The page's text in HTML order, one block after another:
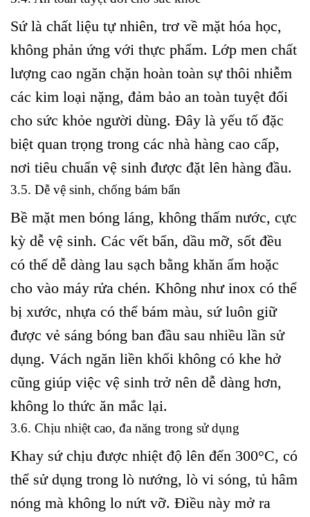
Sứ là chất liệu tự nhiên, trơ về mặt hóa học,
không phản ứng với thực phẩm. Lớp men chất
lượng cao ngăn chặn hoàn toàn sự thôi nhiễm
các kim loại nặng, đảm bảo an toàn tuyệt đối
cho sức khỏe người dùng. Đây là yếu tố đặc
biệt quan trọng trong các nhà hàng cao cấp,
nơi tiêu chuẩn vệ sinh được đặt lên hàng đầu.
3.5. Dễ vệ sinh, chống bám bẩn
Bề mặt men bóng láng, không thấm nước, cực
kỳ dễ vệ sinh. Các vết bẩn, dầu mỡ, sốt đều
có thể dễ dàng lau sạch bằng khăn ẩm hoặc
cho vào máy rửa chén. Không như inox có thể
bị xước, nhựa có thể bám màu, sứ luôn giữ
được vẻ sáng bóng ban đầu sau nhiều lần sử
dụng. Vách ngăn liền khối không có khe hở
cũng giúp việc vệ sinh trở nên dễ dàng hơn,
không lo thức ăn mắc lại.
3.6. Chịu nhiệt cao, đa năng trong sử dụng
Khay sứ chịu được nhiệt độ lên đến 300°C, có
thể sử dụng trong lò nướng, lò vi sóng, tủ hâm
nóng mà không lo nứt vỡ. Điều này mở ra